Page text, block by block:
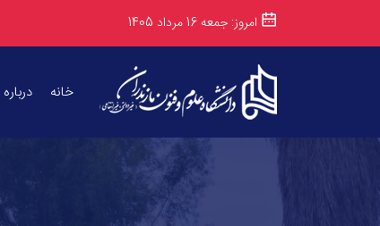
امروز: جمعه 16 مرداد 1405
خانه درباره